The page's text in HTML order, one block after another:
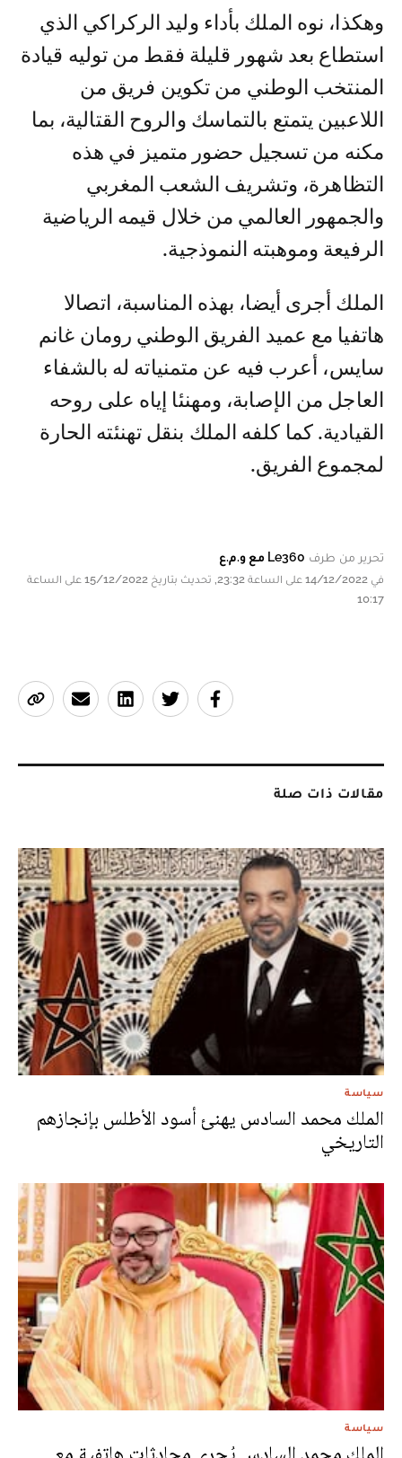
وهكذا، نوه الملك بأداء وليد الركراكي الذي
استطاع بعد شهور قليلة فقط من توليه قيادة
المنتخب الوطني من تكوين فريق من
اللاعبين يتمتع بالتماسك والروح القتالية، بما
مكنه من تسجيل حضور متميز في هذه
التظاهرة، وتشريف الشعب المغربي
والجمهور العالمي من خلال قيمه الرياضية
الرفيعة وموهبته النموذجية.
الملك أجرى أيضا، بهذه المناسبة، اتصالا
هاتفيا مع عميد الفريق الوطني رومان غانم
سايس، أعرب فيه عن متمنياته له بالشفاء
العاجل من الإصابة، ومهنئا إياه على روحه
القيادية. كما كلفه الملك بنقل تهنئته الحارة
لمجموع الفريق.
تحرير من طرف Le360 مع و.م.ع
في 14/12/2022 على الساعة 23:32, تحديث بتاريخ 15/12/2022 على الساعة
10:17
مقالات ذات صلة
سياسة
الملك محمد السادس يهنئ أسود الأطلس بإنجازهم
التاريخي
سياسة